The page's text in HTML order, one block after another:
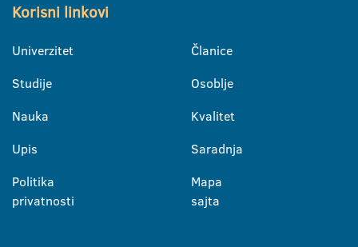
Korisni linkovi
Univerzitet
Studije
Nauka
Upis
Politika
privatnosti
Članice
Osoblje
Kvalitet
Saradnja
Mapa
sajta